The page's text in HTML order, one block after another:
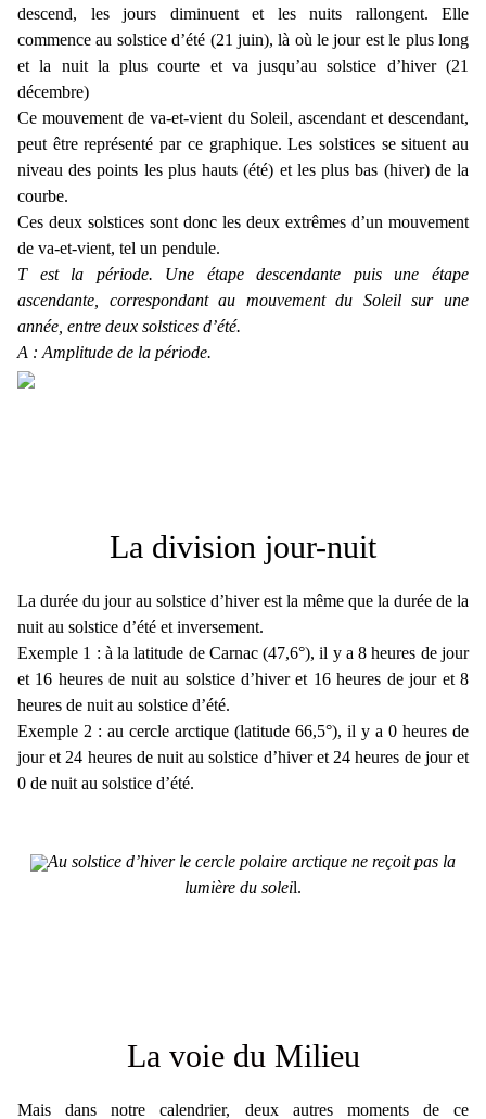
descend, les jours diminuent et les nuits rallongent. Elle
commence au solstice d’été (21 juin), là où le jour est le plus long
et la nuit la plus courte et va jusqu’au solstice d’hiver (21
décembre)
Ce mouvement de va-et-vient du Soleil, ascendant et descendant,
peut être représenté par ce graphique. Les solstices se situent au
niveau des points les plus hauts (été) et les plus bas (hiver) de la
courbe.
Ces deux solstices sont donc les deux extrêmes d’un mouvement
de va-et-vient, tel un pendule.
T est la période. Une étape descendante puis une étape
ascendante, correspondant au mouvement du Soleil sur une
année, entre deux solstices d’été.
A : Amplitude de la période.
La division jour-nuit
La durée du jour au solstice d’hiver est la même que la durée de la
nuit au solstice d’été et inversement.
Exemple 1 : à la latitude de Carnac (47,6°), il y a 8 heures de jour
et 16 heures de nuit au solstice d’hiver et 16 heures de jour et 8
heures de nuit au solstice d’été.
Exemple 2 : au cercle arctique (latitude 66,5°), il y a 0 heures de
jour et 24 heures de nuit au solstice d’hiver et 24 heures de jour et
0 de nuit au solstice d’été.
Au solstice d’hiver le cercle polaire arctique ne reçoit pas la
lumière du soleil.
La voie du Milieu
Mais dans notre calendrier, deux autres moments de ce